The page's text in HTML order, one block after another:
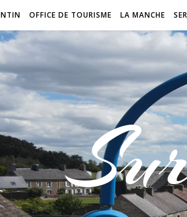
OFFICE DE TOURISME LA MANCHE